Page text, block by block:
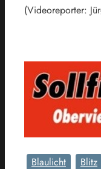
(Videoreporter:
Blaulicht Blitz